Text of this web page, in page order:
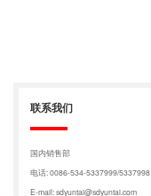
联系我们
国内销售部
电话: 0086-534-5337999/5337998
E-mail: sdyuntai@sdyuntai.com